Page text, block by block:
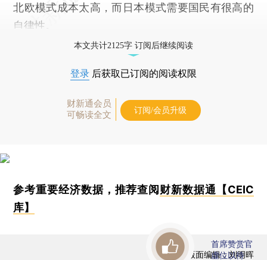
北欧模式成本太高，而日本模式需要国民有很高的
自律性。
本文共计2125字 订阅后继续阅读
登录 后获取已订阅的阅读权限
财新通会员
可畅读全文
订阅/会员升级
参考重要经济数据，推荐查阅 财新数据通【CEIC
库】
版面编辑：刘明晖
首席赞赏官
虚位以待